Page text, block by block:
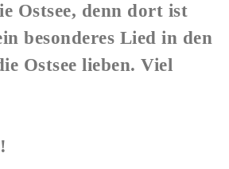
Ostsee, denn dort ist
besonderes Lied in den
Ostsee lieben. Viel